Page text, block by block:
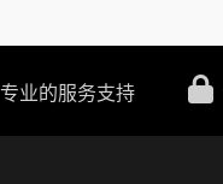
专业的服务支持